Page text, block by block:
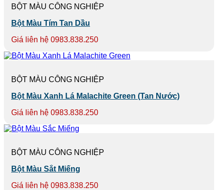
BỘT MÀU CÔNG NGHIỆP
Bột Màu Tím Tan Dầu
Giá liên hệ 0983.838.250
BỘT MÀU CÔNG NGHIỆP
Bột Màu Xanh Lá Malachite Green (Tan Nước)
Giá liên hệ 0983.838.250
BỘT MÀU CÔNG NGHIỆP
Bột Màu Sắt Miếng
Giá liên hệ 0983.838.250